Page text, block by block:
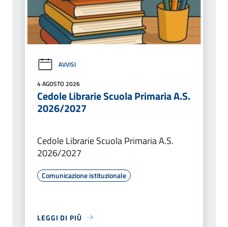
AVVISI
4 AGOSTO 2026
Cedole Librarie Scuola Primaria A.S.
2026/2027
Cedole Librarie Scuola Primaria A.S.
2026/2027
Comunicazione istituzionale
LEGGI DI PIÙ